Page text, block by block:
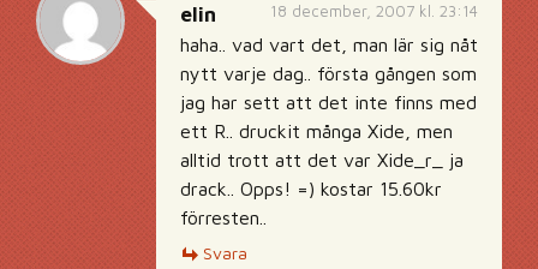
18 december, 2007 kl. 23:14
elin
haha.. vad vart det, man lär sig nåt
nytt varje dag.. första gången som
jag har sett att det inte finns med
ett R.. druckit många Xide, men
alltid trott att det var Xide_r_ ja
drack.. Opps! =) kostar 15.60kr
förresten..
Svara